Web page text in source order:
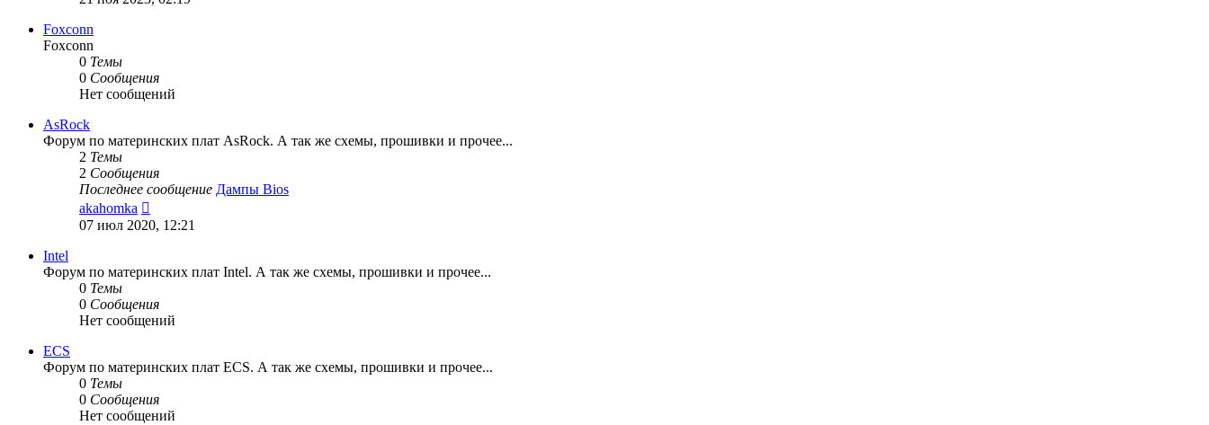
последнему
Foxconn
Foxconn
0 Темы
0 Сообщения
Нет сообщений
AsRock
Форум по материнских плат AsRock. А так же схемы, прошивки и прочее...
2 Темы
2 Сообщения
Последнее сообщение Дампы Bios
akahomka
к
последнему
07 июл 2020, 12:21
Intel
Форум по материнских плат Intel. А так же схемы, прошивки и прочее...
0 Темы
0 Сообщения
Нет сообщений
ECS
Форум по материнских плат ECS. А так же схемы, прошивки и прочее...
0 Темы
0 Сообщения
Нет сообщений